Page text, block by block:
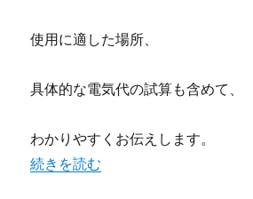
使用に適した場所、
具体的な電気代の試算も含めて、
わかりやすくお伝えします。
“ハロゲンヒーターとカーボンヒ
続きを読む